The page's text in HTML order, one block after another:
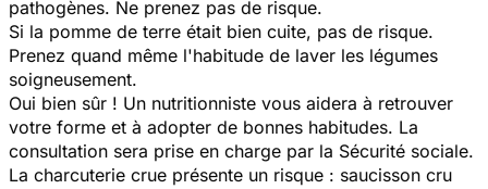
pathogènes. Ne prenez pas de risque.
Si la pomme de terre était bien cuite, pas de risque.
Prenez quand même l'habitude de laver les légumes
soigneusement.
Oui bien sûr ! Un nutritionniste vous aidera à retrouver
votre forme et à adopter de bonnes habitudes. La
consultation sera prise en charge par la Sécurité sociale.
La charcuterie crue présente un risque : saucisson cru